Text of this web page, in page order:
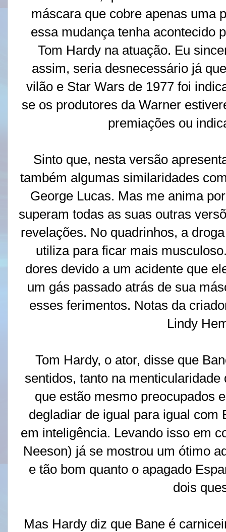
máscara que cobre apenas uma
essa mudança tenha acontecido
Tom Hardy na atuação. Eu
assim, seria desnecessário já
vilão e Star Wars de 1977 foi
se os produtores da Warner
premiações ou
Sinto que, nesta versão
também algumas similaridades
George Lucas. Mas me anima
superam todas as suas outras
revelações. No quadrinhos, a
utiliza para ficar mais
dores devido a um acidente que
um gás passado atrás de sua
esses ferimentos. Notas da
Lindy
Tom Hardy, o ator, disse que
sentidos, tanto na
que estão mesmo preocupados
degladiar de igual para igual com
em inteligência. Levando isso em
Neeson) já se mostrou um ótimo
e tão bom quanto o apagado
dois
Mas Hardy diz que Bane é